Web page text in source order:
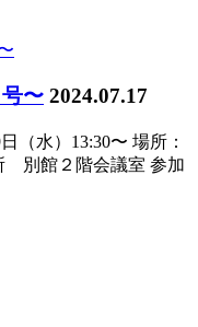
〜 2024.07.17
（水）13:30〜 場所：
別館２階会議室 参加